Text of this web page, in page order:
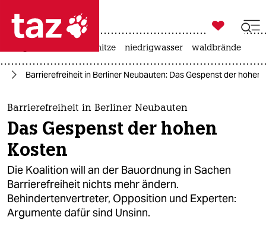
 taz zahl ich
taz zahl ich
themen
politik
öko
gesellschaft
kultur

taz zahl ich
hitze niedrigwasser waldbrände
Barrierefreiheit in Berliner Neubauten: Das Gespenst der hohen
Barrierefreiheit in Berliner Neubauten
Das Gespenst der hohen
Kosten
Die Koalition will an der Bauordnung in Sachen
Barrierefreiheit nichts mehr ändern.
Behindertenvertreter, Opposition und Experten:
Argumente dafür sind Unsinn.